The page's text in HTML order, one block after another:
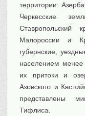
Разное
территории:
Черкесские
Ставропольский
Малороссии и
губернские,
населением менее
их притоки и
Азовского и
представлены
Тифлиса.